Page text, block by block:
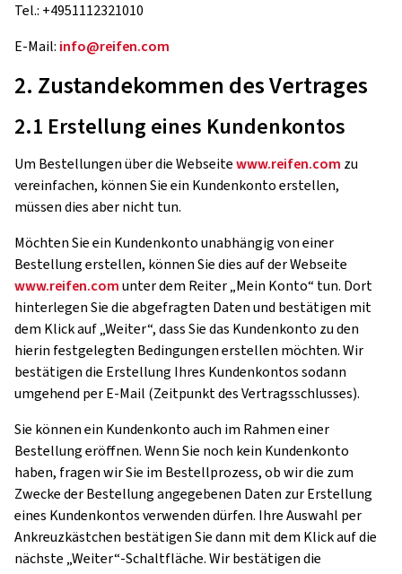
Tel.: +4951112321010
E-Mail: info@reifen.com
2. Zustandekommen des Vertrages
2.1 Erstellung eines Kundenkontos
Um Bestellungen über die Webseitewww.reifen.com zu
vereinfachen, können Sie ein Kundenkonto erstellen,
müssen dies aber nicht tun.
Möchten Sie ein Kundenkonto unabhängig von einer
Bestellung erstellen, können Sie dies auf der Webseite
www.reifen.comunter dem Reiter „Mein Konto“ tun. Dort
hinterlegen Sie die abgefragten Daten und bestätigen mit
dem Klick auf „Weiter“, dass Sie das Kundenkonto zu den
hierin festgelegten Bedingungen erstellen möchten. Wir
bestätigen die Erstellung Ihres Kundenkontos sodann
umgehend per E-Mail (Zeitpunkt des Vertragsschlusses).
Sie können ein Kundenkonto auch im Rahmen einer
Bestellung eröffnen. Wenn Sie noch kein Kundenkonto
haben, fragen wir Sie im Bestellprozess, ob wir die zum
Zwecke der Bestellung angegebenen Daten zur Erstellung
eines Kundenkontos verwenden dürfen. Ihre Auswahl per
Ankreuzkästchen bestätigen Sie dann mit dem Klick auf die
nächste „Weiter“-Schaltfläche. Wir bestätigen die